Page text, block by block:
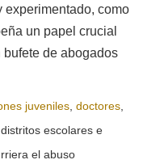
experimentado, como
un papel crucial
de abogados
juveniles doctores
distritos escolares e
el abuso